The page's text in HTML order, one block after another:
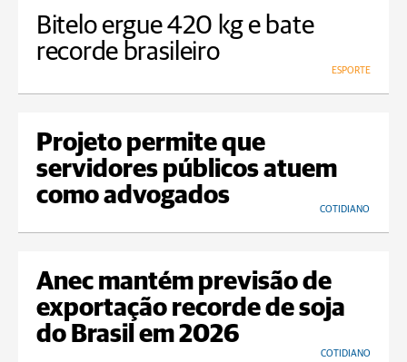
Bitelo ergue 420 kg e bate
recorde brasileiro
ESPORTE
Projeto permite que
servidores públicos atuem
como advogados
COTIDIANO
Anec mantém previsão de
exportação recorde de soja
do Brasil em 2026
COTIDIANO